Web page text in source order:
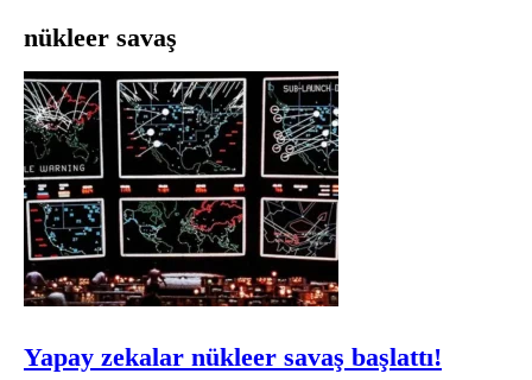
nükleer savaş
Yapay zekalar nükleer savaş başlattı!